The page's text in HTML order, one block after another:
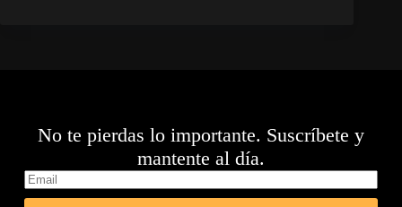
No te pierdas lo importante. Suscríbete y
mantente al día.